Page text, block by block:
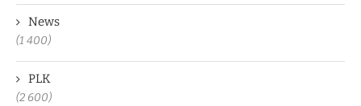
News
(1 400)
PLK
(2 600)